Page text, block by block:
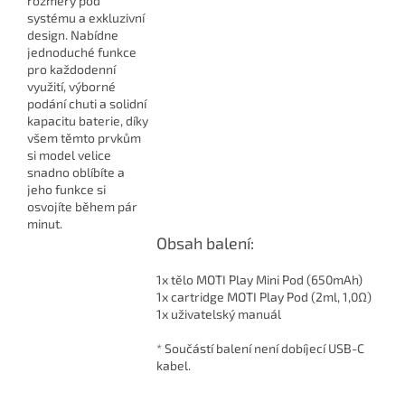
systému a exkluzivní
design. Nabídne
jednoduché funkce
pro každodenní
využití, výborné
podání chuti a solidní
kapacitu baterie, díky
všem těmto prvkům
si model velice
snadno oblíbíte a
jeho funkce si
osvojíte během pár
minut.
Obsah balení:
1x tělo MOTI Play Mini Pod (650mAh)
1x cartridge MOTI Play Pod (2ml, 1,0Ω)
1x uživatelský manuál
* Součástí balení není dobíjecí USB-C
kabel.